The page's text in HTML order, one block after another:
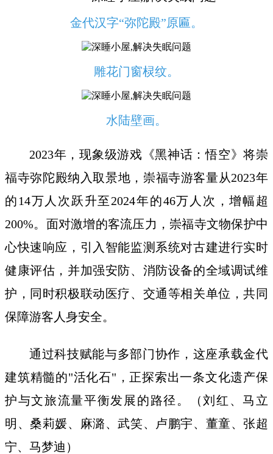
金代汉字“弥陀殿”原匾。
雕花门窗棂纹。
水陆壁画。
2023年，现象级游戏《黑神话：悟空》将崇
福寺弥陀殿纳入取景地，崇福寺游客量从2023年
的14万人次跃升至2024年的46万人次，增幅超
200%。面对激增的客流压力，崇福寺文物保护中
心快速响应，引入智能监测系统对古建进行实时
健康评估，并加强安防、消防设备的全域调试维
护，同时积极联动医疗、交通等相关单位，共同
保障游客人身安全。
通过科技赋能与多部门协作，这座承载金代
建筑精髓的"活化石"，正探索出一条文化遗产保
护与文旅流量平衡发展的路径。（刘红、马立
明、桑莉媛、麻潞、武笑、卢鹏宇、董童、张超
宁、马梦迪）